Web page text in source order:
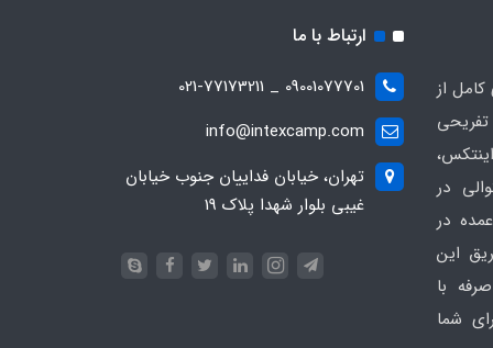
از
در
در
این
با
شما
ارتباط با ما
09001077701 _ 021-77173211
info@intexcamp.com
تهران، خیابان فداییان جنوب خیابان
غیبی بلوار شهدا پلاک 19